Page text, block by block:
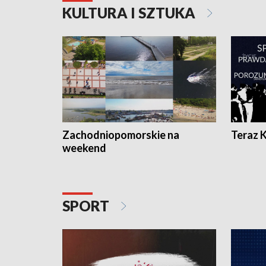
KULTURA I SZTUKA
Zachodniopomorskie na
weekend
Teraz
SPORT